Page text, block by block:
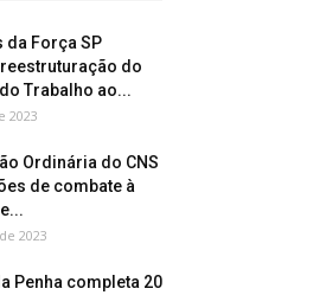
da Força SP
do
Trabalho ao...
2023
Ordinária do CNS
de combate à
2023
Penha completa 20